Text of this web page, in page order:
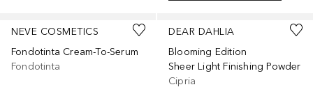
NEVE COSMETICS
Fondotinta Cream-To-Serum
Fondotinta
DEAR DAHLIA
Blooming Edition
Sheer Light Finishing Powder
Cipria